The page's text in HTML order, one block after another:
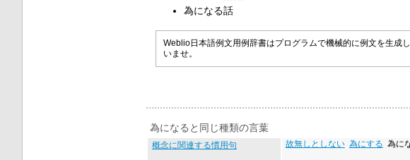
為になる話
Weblio日本語例文用例辞書はプログラムで機械的に例文を生成
いませ。
為になると同じ種類の言葉
概念に関連する慣用句 故無しとしない 為にする 為に